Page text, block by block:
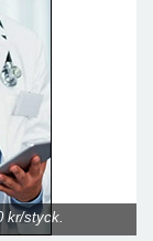
kr/styck.